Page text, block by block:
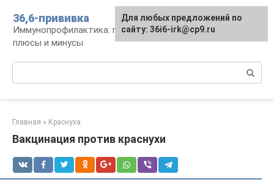
контенту
36,6-прививка
Иммунопрофилактика: график, препараты,
плюсы и минусы
Главная » Краснуха
Вакцинация против краснухи
Для любых предложений по
сайту: 36i6-irk@cp9.ru